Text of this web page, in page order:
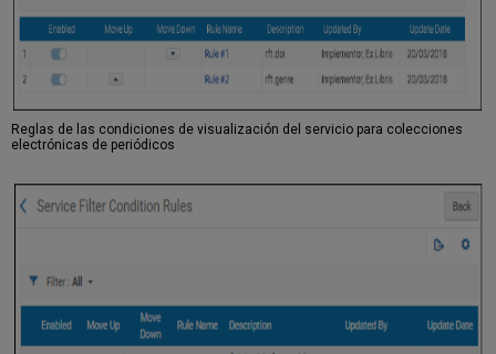
Reglas de las condiciones de visualización del servicio para colecciones
electrónicas de periódicos